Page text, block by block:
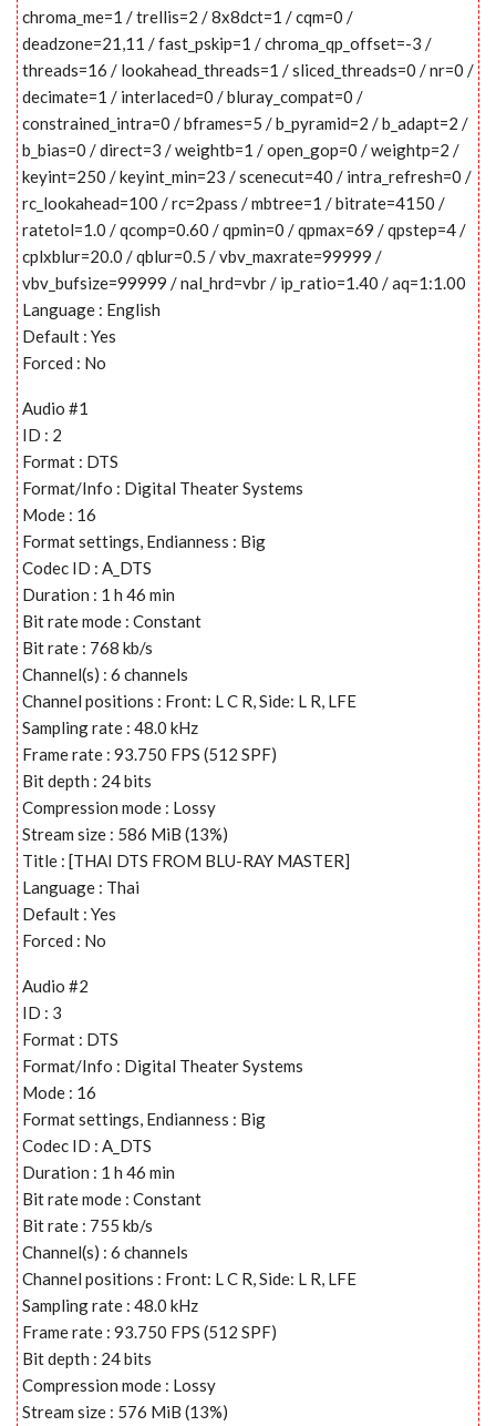
chroma_me=1 / trellis=2 / 8x8dct=1 / cqm=0 /
deadzone=21,11 / fast_pskip=1 / chroma_qp_offset=-3 /
threads=16 / lookahead_threads=1 / sliced_threads=0 / nr=0 /
decimate=1 / interlaced=0 / bluray_compat=0 /
constrained_intra=0 / bframes=5 / b_pyramid=2 / b_adapt=2 /
b_bias=0 / direct=3 / weightb=1 / open_gop=0 / weightp=2 /
keyint=250 / keyint_min=23 / scenecut=40 / intra_refresh=0 /
rc_lookahead=100 / rc=2pass / mbtree=1 / bitrate=4150 /
ratetol=1.0 / qcomp=0.60 / qpmin=0 / qpmax=69 / qpstep=4 /
cplxblur=20.0 / qblur=0.5 / vbv_maxrate=99999 /
vbv_bufsize=99999 / nal_hrd=vbr / ip_ratio=1.40 / aq=1:1.00
Language : English
Default : Yes
Forced : No
Audio #1
ID : 2
Format : DTS
Format/Info : Digital Theater Systems
Mode : 16
Format settings, Endianness : Big
Codec ID : A_DTS
Duration : 1 h 46 min
Bit rate mode : Constant
Bit rate : 768 kb/s
Channel(s) : 6 channels
Channel positions : Front: L C R, Side: L R, LFE
Sampling rate : 48.0 kHz
Frame rate : 93.750 FPS (512 SPF)
Bit depth : 24 bits
Compression mode : Lossy
Stream size : 586 MiB (13%)
Title : [THAI DTS FROM BLU-RAY MASTER]
Language : Thai
Default : Yes
Forced : No
Audio #2
ID : 3
Format : DTS
Format/Info : Digital Theater Systems
Mode : 16
Format settings, Endianness : Big
Codec ID : A_DTS
Duration : 1 h 46 min
Bit rate mode : Constant
Bit rate : 755 kb/s
Channel(s) : 6 channels
Channel positions : Front: L C R, Side: L R, LFE
Sampling rate : 48.0 kHz
Frame rate : 93.750 FPS (512 SPF)
Bit depth : 24 bits
Compression mode : Lossy
Stream size : 576 MiB (13%)